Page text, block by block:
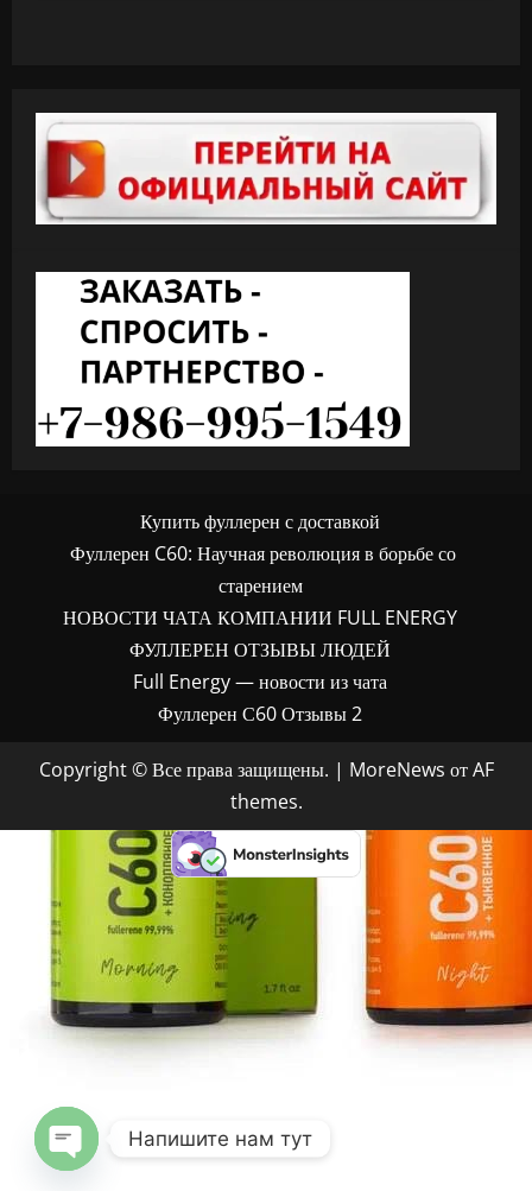
Купить фуллерен с доставкой
Фуллерен C60: Научная революция в борьбе со
старением
НОВОСТИ ЧАТА КОМПАНИИ FULL ENERGY
ФУЛЛЕРЕН ОТЗЫВЫ ЛЮДЕЙ
Full Energy — новости из чата
Фуллерен С60 Отзывы 2
Copyright © Все права защищены. | MoreNews от AF
themes.
Напишите нам тут